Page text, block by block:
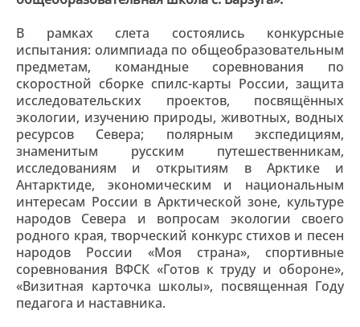
В рамках слета состоялись конкурсные
испытания: олимпиада по общеобразовательным
предметам, командные соревнования по
скоростной сборке спилс-карты России, защита
исследовательских проектов, посвящённых
экологии, изучению природы, животных, водных
ресурсов Севера; полярным экспедициям,
знаменитым русским путешественникам,
исследованиям и открытиям в Арктике и
Антарктиде, экономическим и национальным
интересам России в Арктической зоне, культуре
народов Севера и вопросам экологии своего
родного края, творческий конкурс стихов и песен
народов России «Моя страна», спортивные
соревнования ВФСК «Готов к труду и обороне»,
«Визитная карточка школы», посвященная Году
педагога и наставника.